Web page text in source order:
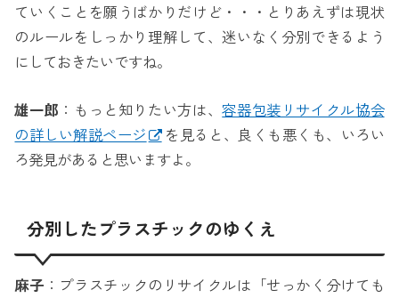
ていくことを願うばかりだけど・・・とりあえずは現状
のルールをしっかり理解して、迷いなく分別できるよう
にしておきたいですね。
雄一郎 ：もっと知りたい方は、容器包装リサイクル協会
の詳しい解説ページ
を見ると、良くも悪くも、いろい
ろ発見があると思いますよ。
分別したプラスチックのゆくえ
麻子 ：プラスチックのリサイクルは「せっかく分けても